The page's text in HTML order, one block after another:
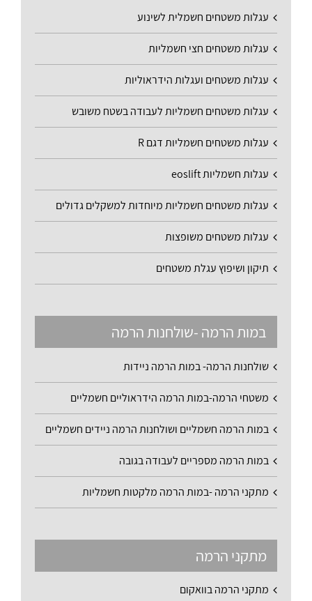
עגלות משטחים חשמלית לשינוע
עגלות משטחים חצי חשמליות
עגלות משטחים ועגלות הידראוליות
עגלות משטחים חשמליות לעבודה בשטח משובש
עגלות משטחים חשמליות דגם R
עגלות חשמליות eoslift
עגלות משטחים חשמליות מיוחדות למשקלים גדולים
עגלות משטחים משופצות
תיקון ושיפוץ עגלת משטחים
במות הרמה -שולחנות הרמה
שולחנות הרמה- במות הרמה ניידות
משטחי הרמה-במות הרמה הידראוליים חשמליים
במות הרמה חשמליים ושולחנות הרמה ניידים חשמליים
במות הרמה מספריים לעבודה בגובה
מתקני הרמה -במות הרמה מלקטות חשמליות
מתקני הרמה
מתקני הרמה בוואקום